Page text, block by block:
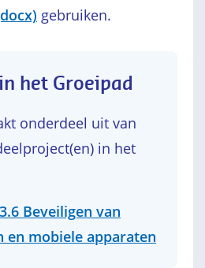
gebruiken.
het Groeipad
onderdeel uit van
in het
Beveiligen van
en mobiele apparaten